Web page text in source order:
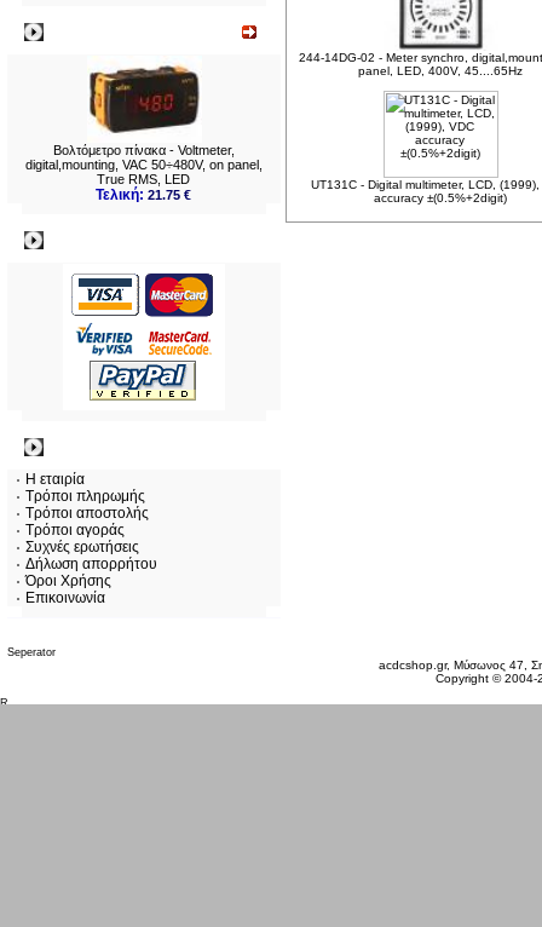
Βολτόμετρο πίνακα - Voltmeter,
digital,mounting, VAC 50÷480V, on panel,
True RMS, LED
Τελική:21.75 €
Η εταιρία
Τρόποι πληρωμής
Τρόποι αποστολής
Τρόποι αγοράς
Συχνές ερωτήσεις
Δήλωση απορρήτου
Όροι Χρήσης
Επικοινωνία
244-14DG-02 - Meter synchro,
panel, LED, 400V, 45....65Hz
UT131C - Digital multimeter, LCD,
accuracy ±(0.5%+2digit)
acdcshop.gr, Μύσωνος 47,
Copyright ©